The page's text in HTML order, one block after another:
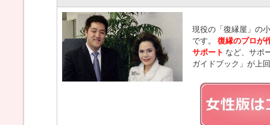
現役の「復縁屋」の
です。
復縁のプロが
サポート など、サポ
ガイドブック」が上